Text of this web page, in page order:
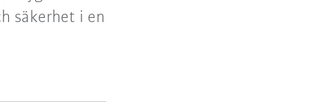
säkerhet i en